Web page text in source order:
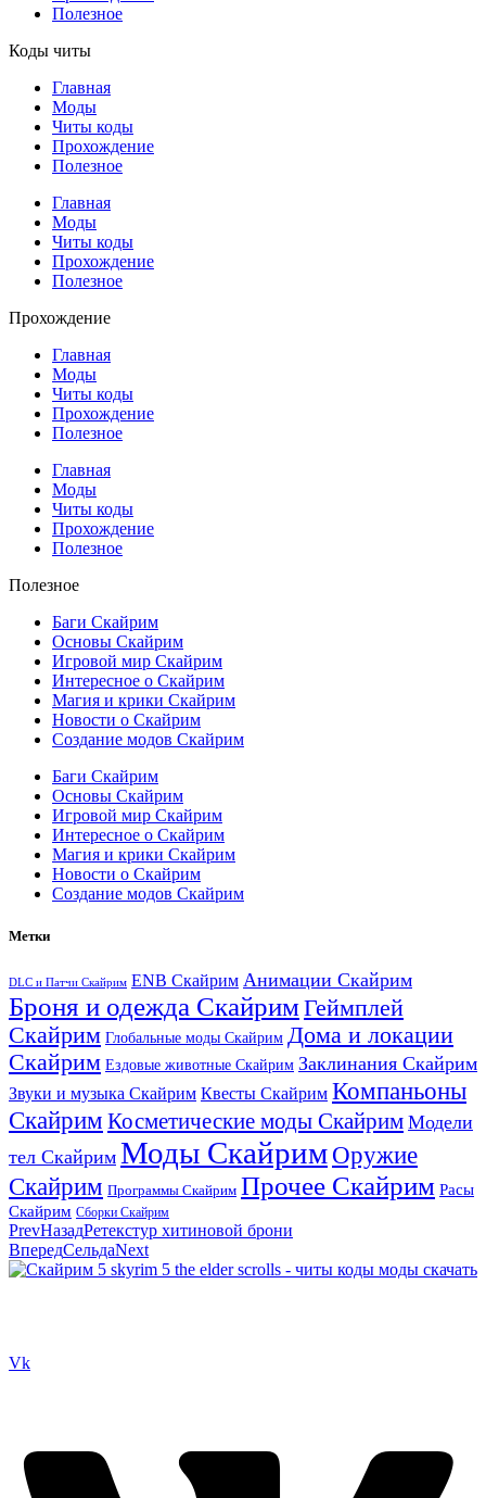
Полезное
Коды читы
Главная
Моды
Читы коды
Прохождение
Полезное
Главная
Моды
Читы коды
Прохождение
Полезное
Прохождение
Главная
Моды
Читы коды
Прохождение
Полезное
Главная
Моды
Читы коды
Прохождение
Полезное
Полезное
Баги Скайрим
Основы Скайрим
Игровой мир Скайрим
Интересное о Скайрим
Магия и крики Скайрим
Новости о Скайрим
Создание модов Скайрим
Баги Скайрим
Основы Скайрим
Игровой мир Скайрим
Интересное о Скайрим
Магия и крики Скайрим
Новости о Скайрим
Создание модов Скайрим
Метки
DLC и Патчи Скайрим ENB Скайрим Анимации Скайрим
Броня и одежда СкайримГеймплей
Скайрим Глобальные моды Скайрим Дома и локации
Скайрим Ездовые животные Скайрим Заклинания Скайрим
Звуки и музыка Скайрим Квесты Скайрим Компаньоны
Скайрим Косметические моды Скайрим Модели
тел Скайрим Моды Скайрим Оружие
Скайрим Программы Скайрим Прочее Скайрим Расы
Скайрим Сборки Скайрим
PrevНазадРетекстур хитиновой брони
ВпередСельдаNext
Vk